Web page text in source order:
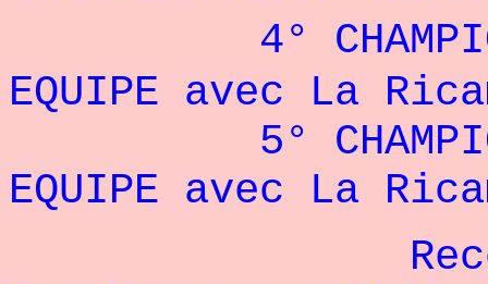
4°
EQUIPE avec La
5°
EQUIPE avec La
Record